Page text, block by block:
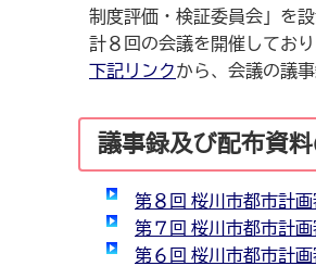
制度評価・検証委員会」を
計８回の会議を開催しており
下記リンクから、会議の議
議事録及び配布資
第８回 桜川市都市計
第７回 桜川市都市計
第６回 桜川市都市計